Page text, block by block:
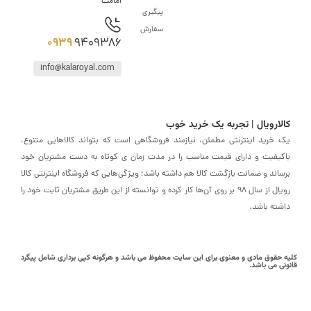
09399409386
info@kalaroyal.com
| تجربه یک خرید خوب
اینترنتی مطمئن، نیازمند فروشگاهی است که بتواند کالاهایی متنوع،
و دارای قیمت مناسب را در مدت زمان ی کوتاه به دست مشتریان خود
و ضمانت بازگشت کالا هم داشته باشد؛ ویژگی‌هایی که فروشگاه اینترنتی کالا
رویال از سال 98 بر روی آن‌ها کار کرده و توانسته از این طریق مشتریان ثابت خود را
باشد.
مادی و معنوی برای این سایت محفوظ می باشد و هرگونه کپی برداری شامل پیگرد
می باشد.